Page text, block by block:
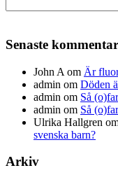
efter:
Senaste
John A om Är
admin om Döden
admin om Så
admin om Så
Ulrika Hallgren
svenska barn?
Arkiv